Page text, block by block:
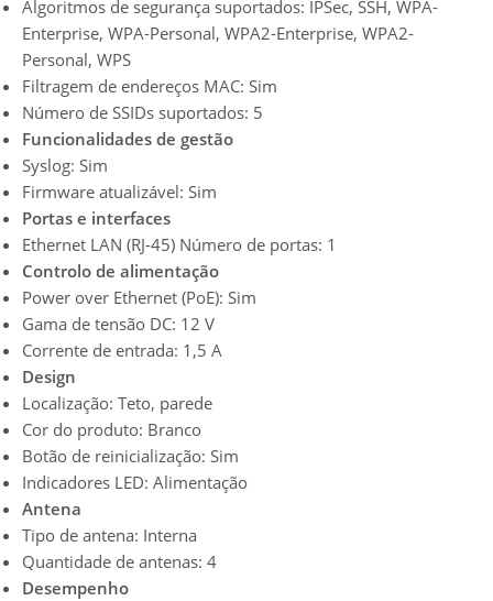
Algoritmos de segurança suportados: IPSec, SSH, WPA-
Enterprise, WPA-Personal, WPA2-Enterprise, WPA2-
Personal, WPS
Filtragem de endereços MAC: Sim
Número de SSIDs suportados: 5
Funcionalidades de gestão
Syslog: Sim
Firmware atualizável: Sim
Portas e interfaces
Ethernet LAN (RJ-45) Número de portas: 1
Controlo de alimentação
Power over Ethernet (PoE): Sim
Gama de tensão DC: 12 V
Corrente de entrada: 1,5 A
Design
Localização: Teto, parede
Cor do produto: Branco
Botão de reinicialização: Sim
Indicadores LED: Alimentação
Antena
Tipo de antena: Interna
Quantidade de antenas: 4
Desempenho